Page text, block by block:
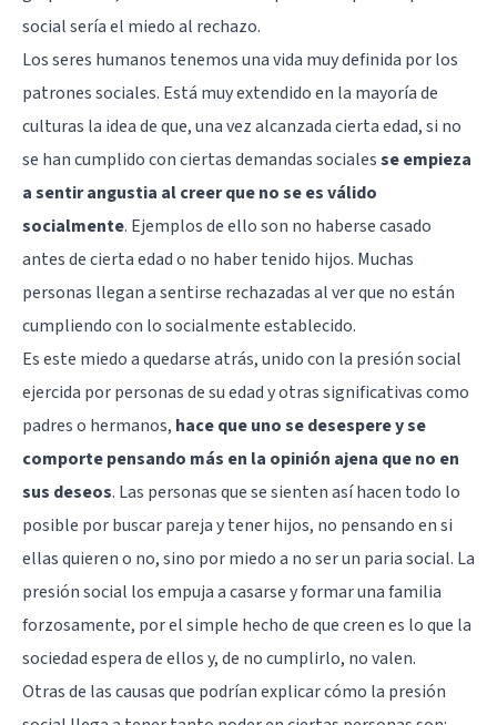
social sería el miedo al rechazo.
Los seres humanos tenemos una vida muy definida por los
patrones sociales. Está muy extendido en la mayoría de
culturas la idea de que, una vez alcanzada cierta edad, si no
se han cumplido con ciertas demandas socialesse empieza
a sentir angustia al creer que no se es válido
socialmente. Ejemplos de ello son no haberse casado
antes de cierta edad o no haber tenido hijos. Muchas
personas llegan a sentirse rechazadas al ver que no están
cumpliendo con lo socialmente establecido.
Es este miedo a quedarse atrás, unido con la presión social
ejercida por personas de su edad y otras significativas como
padres o hermanos, hace que uno se desespere y se
comporte pensando más en la opinión ajena que no en
sus deseos. Las personas que se sienten así hacen todo lo
posible por buscar pareja y tener hijos, no pensando en si
ellas quieren o no, sino por miedo a no ser un paria social. La
presión social los empuja a casarse y formar una familia
forzosamente, por el simple hecho de que creen es lo que la
sociedad espera de ellos y, de no cumplirlo, no valen.
Otras de las causas que podrían explicar cómo la presión